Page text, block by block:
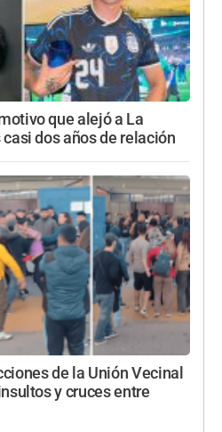
que alejó a La
dos años de relación
de la Unión Vecinal
y cruces entre